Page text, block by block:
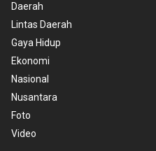
Daerah
Lintas Daerah
Gaya Hidup
Ekonomi
Nasional
Nusantara
Foto
Video